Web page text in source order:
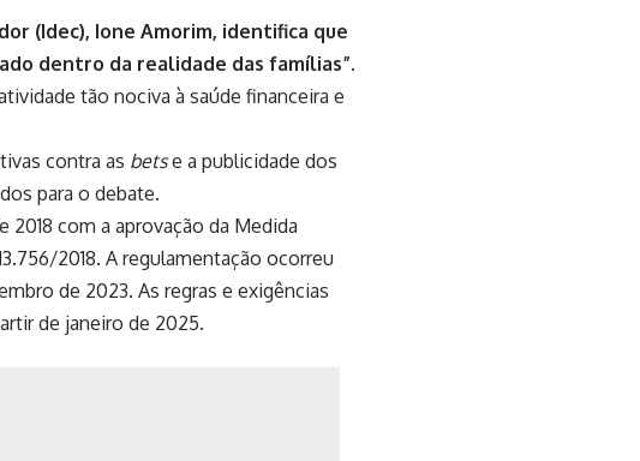
(Idec), Ione Amorim, identifica que
dentro da realidade das famílias”.
tão nociva à saúde financeira e
contra as betse a publicidade dos
para o debate.
com a aprovação da Medida
2018. A regulamentação ocorreu
de 2023. As regras e exigências
de janeiro de 2025.